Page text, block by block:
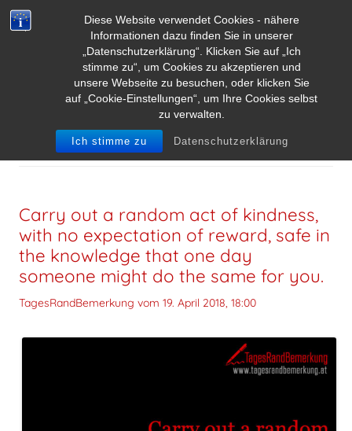
Diese Website verwendet Cookies - nähere
Informationen dazu finden Sie in unserer
„Datenschutzerklärung“. Klicken Sie auf „Ich
stimme zu“, um Cookies zu akzeptieren und
unsere Webseite zu besuchen, oder klicken Sie
auf „Cookie-Einstellungen“, um Ihre Cookies selbst
zu verwalten.
Ich stimme zu Datenschutzerklärung
SCHLAGWORT-ARCHIVE:PRINZESSIN DIANA
Carry out a random act of kindness,
with no expectation of reward, safe in
the knowledge that one day
someone might do the same for you.
TagesRandBemerkung vom 19. April 2018, 18:00